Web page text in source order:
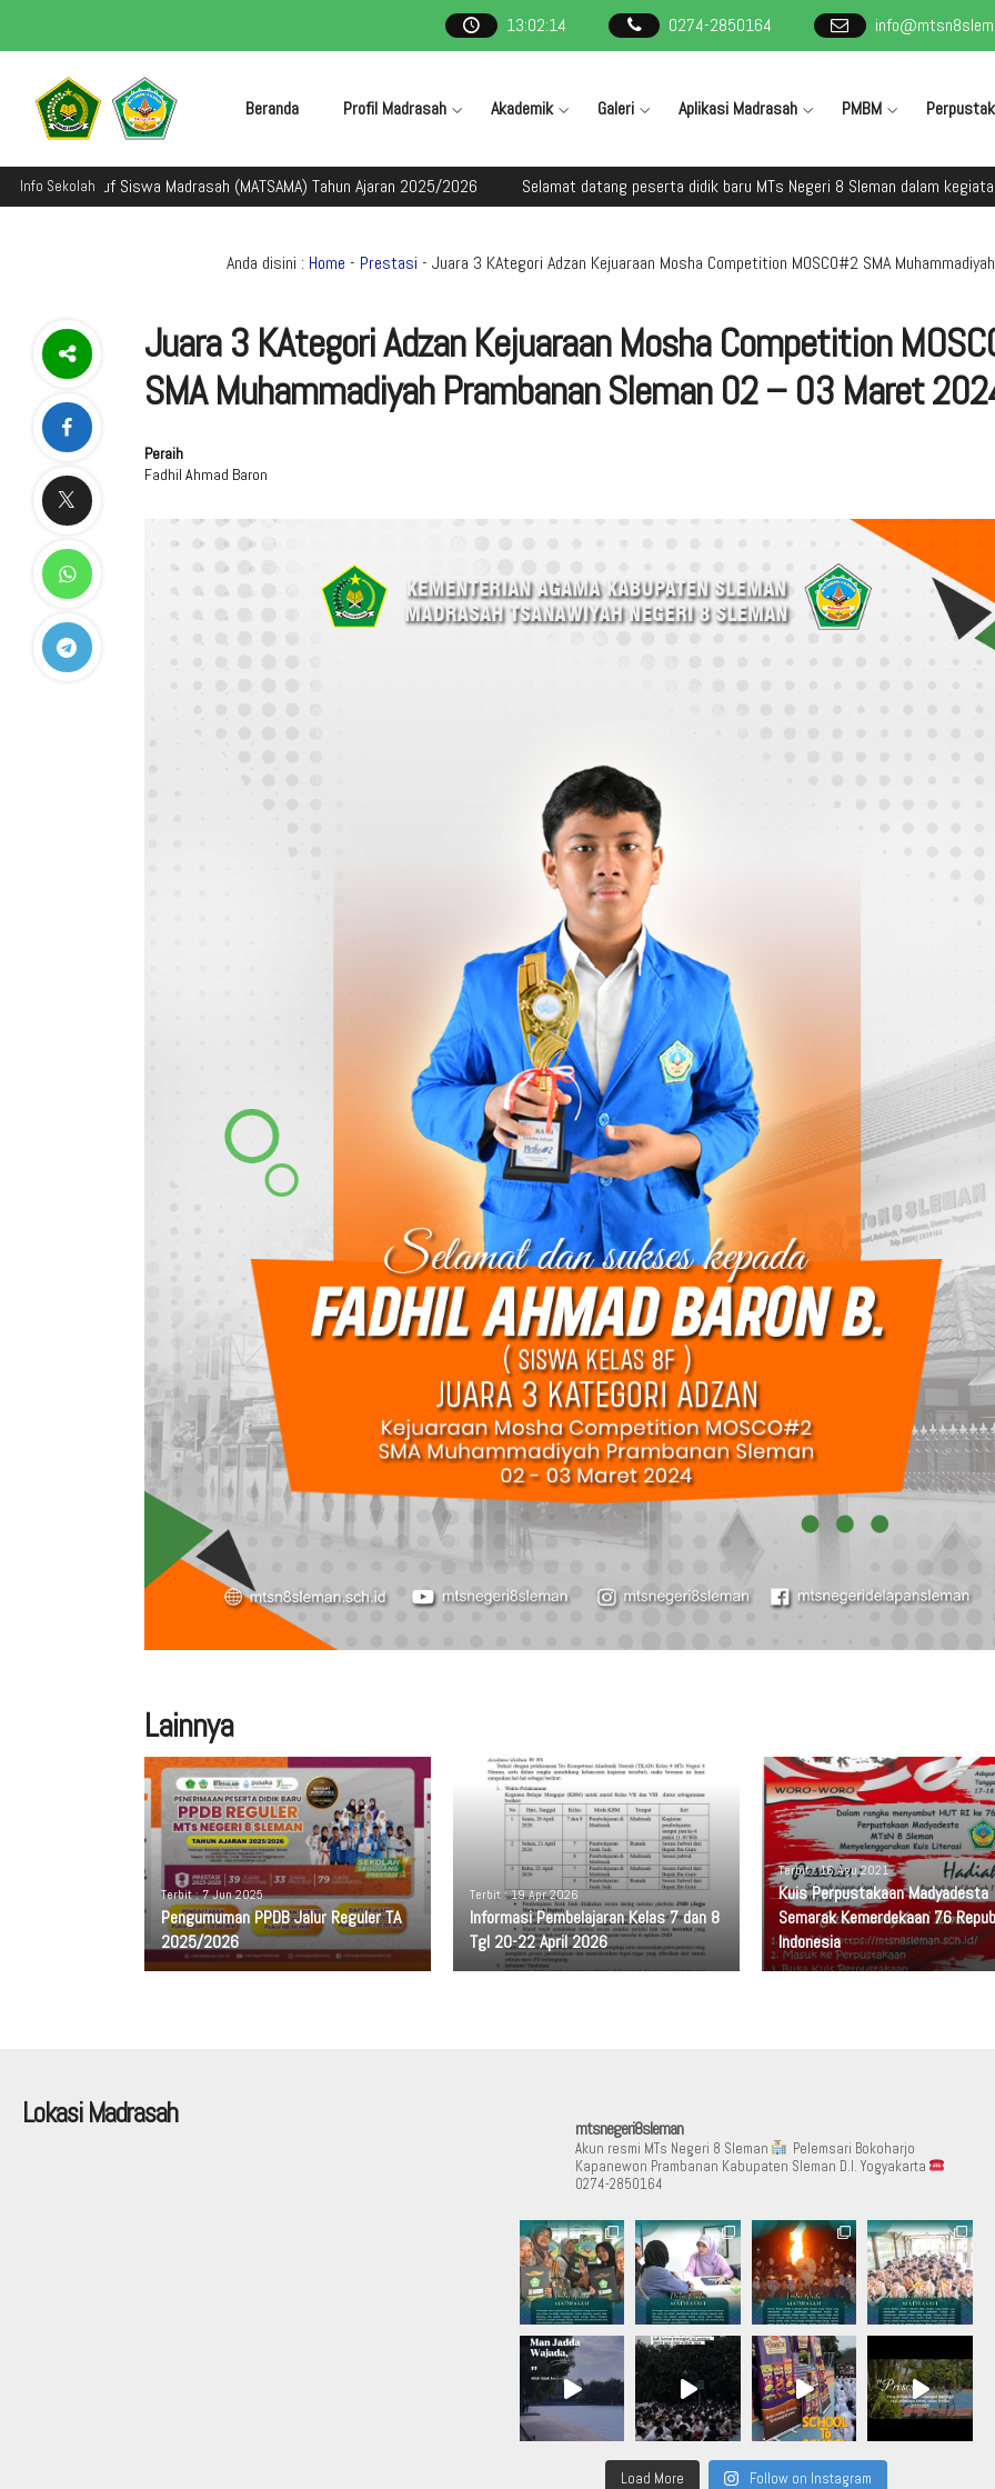
13:02:15 0274-2850164
Beranda Profil Madrasah Akademik Galeri Aplikasi Madrasah PMBM
Info Sekolah
Siswa Madrasah (MATSAMA) Tahun Ajaran 2025/2026 Selamat datang peserta didik baru MTs Negeri 8 Sleman dalam kegiatan Masa
Anda disini : Home - Prestasi - Juara 3 KAtegori Adzan Kejuaraan Mosha Competition MOSCO#2 SMA
Juara 3 KAtegori Adzan Kejuaraan Mosha Competition
SMA Muhammadiyah Prambanan Sleman 02 – 03 Maret
Peraih
Fadhil Ahmad Baron
Lainnya
Terbit : 7 Jun 2025
Pengumuman PPDB Jalur Reguler TA
2025/2026
Terbit : 19 Apr 2026
Informasi Pembelajaran Kelas 7 dan 8
Tgl 20-22 April 2026
Terbit : 16 Agu 2021
Kuis Perpustakaan Madyadesta
Semarak Kemerdekaan 76
Indonesia
Lokasi Madrasah mtsnegeri8sleman
Akun resmi MTs Negeri 8 Sleman
Pelemsari Bokoharjo
Kapanewon Prambanan Kabupaten Sleman D.I. Yogyakarta
0274-2850164
Load More Follow on Instagram